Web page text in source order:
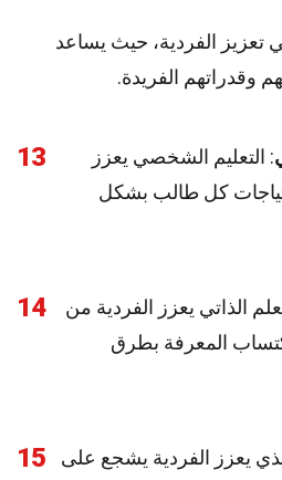
تعزيز الفردية، حيث يساعد
وقدراتهم الفريدة.
13
: التعليم الشخصي يعزز
كل طالب بشكل
14
الذاتي يعزز الفردية من
المعرفة بطرق
15
يعزز الفردية يشجع على